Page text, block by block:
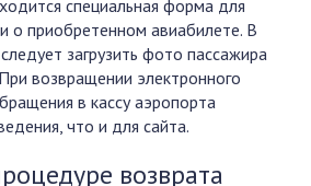
специальная форма для
о приобретенном авиабилете. В
загрузить фото пассажира
возвращении электронного
в кассу аэропорта
что и для сайта.
возврата